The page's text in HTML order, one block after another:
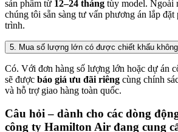
sản phẩm từ 12–24 tháng tùy model. Ngoài
chúng tôi sẵn sàng tư vấn phương án lắp
trình.
5. Mua số lượng lớn có được chiết khấu
Có. Với đơn hàng số lượng lớn hoặc dự án
sẽ được báo giá ưu đãi riêng cùng chính
và hỗ trợ giao hàng toàn quốc.
Câu hỏi – dành cho các dòng
công ty Hamilton Air đang cung